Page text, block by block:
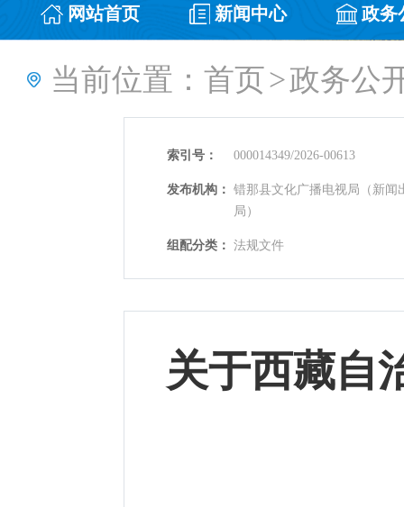
网站首页 新闻中心 政务
当前位置： 首页>政务公
索引号： 000014349/2026-00613
发布机构： 错那县文化广播电视局（新闻
局）
组配分类： 法规文件
关于西藏自